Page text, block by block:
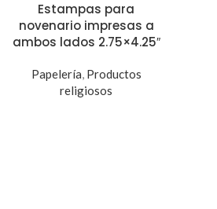
Estampas para
novenario impresas a
ambos lados 2.75×4.25″
Papelería, Productos
religiosos